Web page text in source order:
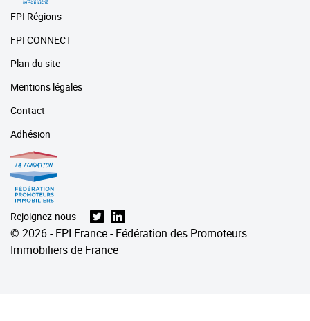
FPI Régions
FPI CONNECT
Plan du site
Mentions légales
Contact
Adhésion
Rejoignez-nous
© 2026 - FPI France - Fédération des Promoteurs
Immobiliers de France